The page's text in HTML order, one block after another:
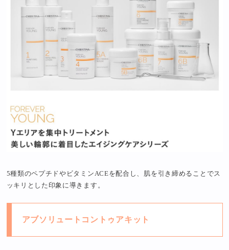
5種類のペプチドやビタミンACEを配合し、肌を引き締めることでス
ッキリとした印象に導きます。
アブソリュートコントゥアキット